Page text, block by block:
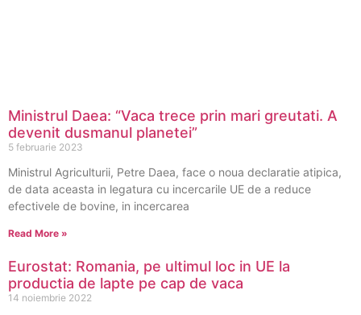
Ministrul Daea: “Vaca trece prin mari greutati. A
devenit dusmanul planetei”
5 februarie 2023
Ministrul Agriculturii, Petre Daea, face o noua declaratie atipica,
de data aceasta in legatura cu incercarile UE de a reduce
efectivele de bovine, in incercarea
Read More »
Eurostat: Romania, pe ultimul loc in UE la
productia de lapte pe cap de vaca
14 noiembrie 2022